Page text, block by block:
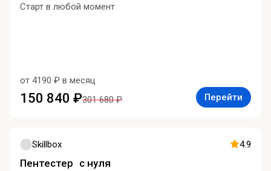
Старт в любой момент
от 4190 ₽ в месяц
150 840 ₽301 680 ₽ Перейти
Skillbox 4.9
Пентестер с нуля